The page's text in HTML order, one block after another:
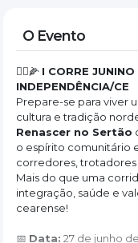
O Evento
🏃‍♂️🌽 I CORRE
INDEPENDÊNCIA/CE
Prepare-se para viver
cultura e tradição
Renascer no Sertão
o espírito comunitário
corredores, trotadores
Mais do que uma
integração, saúde e
cearense!
📅 Data: 27 de junho